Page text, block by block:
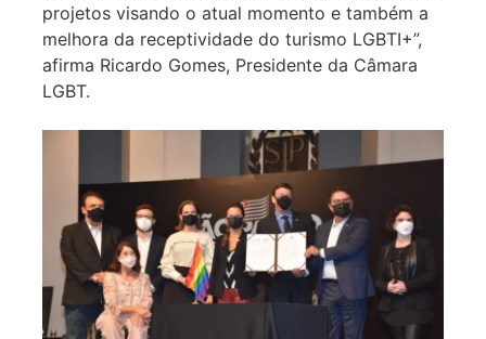
projetos visando o atual momento e também a
melhora da receptividade do turismo LGBTI+”,
afirma Ricardo Gomes, Presidente da Câmara
LGBT.